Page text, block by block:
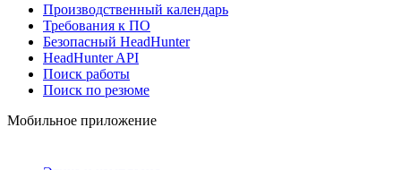
Производственный календарь
Требования к ПО
Безопасный HeadHunter
HeadHunter API
Поиск работы
Поиск по резюме
Мобильное приложение